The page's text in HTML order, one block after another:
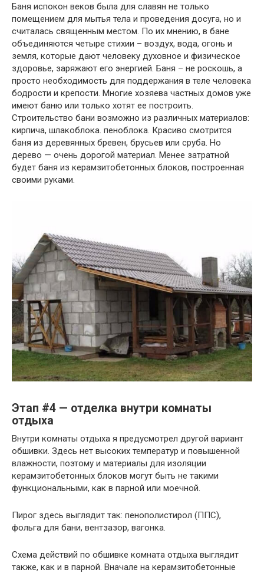
Баня испокон веков была для славян не только
помещением для мытья тела и проведения досуга, но и
считалась священным местом. По их мнению, в бане
объединяются четыре стихии – воздух, вода, огонь и
земля, которые дают человеку духовное и физическое
здоровье, заряжают его энергией. Баня – не роскошь, а
просто необходимость для поддержания в теле человека
бодрости и крепости. Многие хозяева частных домов уже
имеют баню или только хотят ее построить.
Строительство бани возможно из различных материалов:
кирпича, шлакоблока. пеноблока. Красиво смотрится
баня из деревянных бревен, брусьев или сруба. Но
дерево — очень дорогой материал. Менее затратной
будет баня из керамзитобетонных блоков, построенная
своими руками.
Этап #4 — отделка внутри комнаты
отдыха
Внутри комнаты отдыха я предусмотрел другой вариант
обшивки. Здесь нет высоких температур и повышенной
влажности, поэтому и материалы для изоляции
керамзитобетонных блоков могут быть не такими
функциональными, как в парной или моечной.
Пирог здесь выглядит так: пенополистирол (ППС),
фольга для бани, вентзазор, вагонка.
Схема действий по обшивке комната отдыха выглядит
также, как и в парной. Вначале на керамзитобетонные